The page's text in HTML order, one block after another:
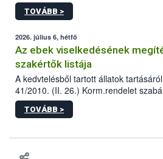
állomás a Kis Rókus utca 15. szám
tervezett új épületébe.
TOVÁBB >
2026. július 6, hétfő
Az ebek viselkedésének
szakértők listája
A kedvtelésből tartott állatok
41/2010. (II. 26.) Korm.rendelet
sérülés, illetve ennek veszélye
hatósági feladatokat, valamint a
vonni az ebek viselkedésének
TOVÁBB >